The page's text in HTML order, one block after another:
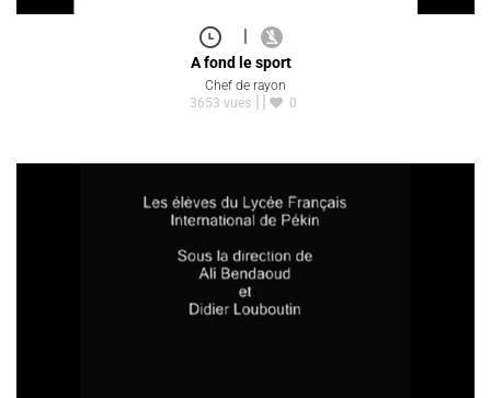
|
A fond le sport
Chef de rayon
3653 vues
0